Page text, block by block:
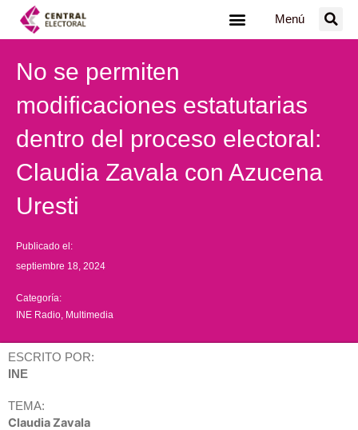
Menú
No se permiten
modificaciones estatutarias
dentro del proceso electoral:
Claudia Zavala con Azucena
Uresti
Publicado el:
septiembre 18, 2024
Categoría:
INE Radio Multimedia
ESCRITO POR:
INE
TEMA:
Claudia Zavala